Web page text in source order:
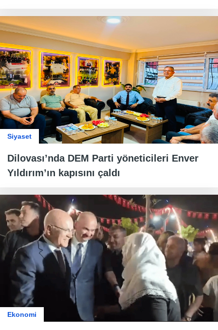
Siyaset
Dilovası’nda DEM Parti yöneticileri Enver
Yıldırım’ın kapısını çaldı
Ekonomi